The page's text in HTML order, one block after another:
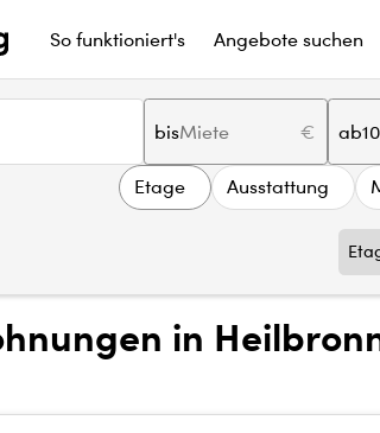
So funktioniert's Angebote suchen
bis € ab
Etage Ausstattung
in